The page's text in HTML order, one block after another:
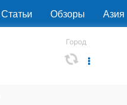
Статьи Обзоры Азия
Город